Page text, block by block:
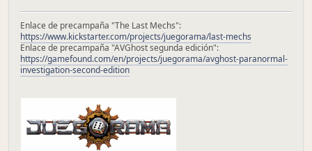
Enlace de precampaña "The Last Mechs":
https://www.kickstarter.com/projects/juegorama/last-mechs
Enlace de precampaña "AVGhost segunda edición":
https://gamefound.com/en/projects/juegorama/avghost-paranormal-
investigation-second-edition